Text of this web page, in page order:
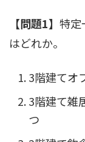
【問題1】 特定
はどれか。
3階建てオ
3階建て雑
つ